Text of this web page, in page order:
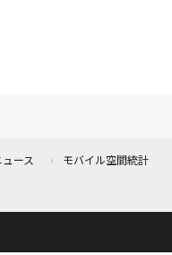
ース
モバイル空間統計